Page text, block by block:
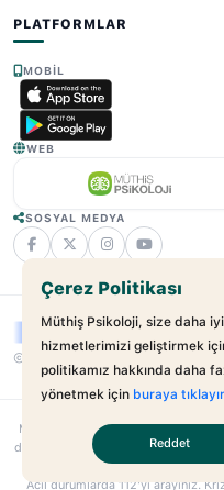
PLATFORMLAR
MOBIL
WEB
SOSYAL MEDYA
© 2025 - 2026 Müthiş Psikoloji.
Muthispsikoloji.combağımsız bir
değildir. Sunulan hizmetler
içeriği yalnızca bilgilendirme
Acil durumlarda112’yi arayınız.
Çerez Politikası
Müthiş Psikoloji, size daha
hizmetlerimizi geliştirmek
politikamız hakkında daha
yönetmek için buraya
Reddet